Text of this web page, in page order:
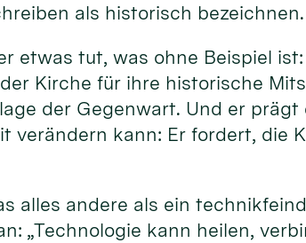
als historisch bezeichnen.
etwas tut, was ohne Beispiel
Kirche für ihre historische
der Gegenwart. Und er prägt
verändern kann: Er fordert, die
alles andere als ein
„Technologie kann heilen,